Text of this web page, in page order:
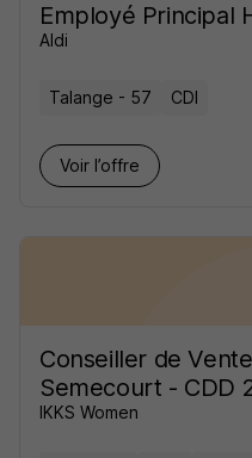
Employé Principal
Aldi
Talange - 57 CDI
Voir l’offre
Conseiller de
Semecourt - CDD
IKKS Women